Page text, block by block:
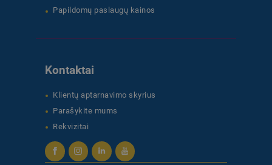
Papildomų paslaugų kainos
Kontaktai
Klientų aptarnavimo skyrius
Parašykite mums
Rekvizitai